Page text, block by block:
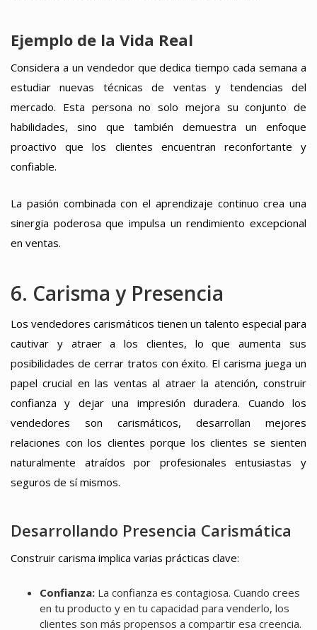
Ejemplo de la Vida Real
Considera a un vendedor que dedica tiempo cada semana a
estudiar nuevas técnicas de ventas y tendencias del
mercado. Esta persona no solo mejora su conjunto de
habilidades, sino que también demuestra un enfoque
proactivo que los clientes encuentran reconfortante y
confiable.
La pasión combinada con el aprendizaje continuo crea una
sinergia poderosa que impulsa un rendimiento excepcional
en ventas.
6. Carisma y Presencia
Los vendedores carismáticos tienen un talento especial para
cautivar y atraer a los clientes, lo que aumenta sus
posibilidades de cerrar tratos con éxito. El carisma juega un
papel crucial en las ventas al atraer la atención, construir
confianza y dejar una impresión duradera. Cuando los
vendedores son carismáticos, desarrollan mejores
relaciones con los clientes porque los clientes se sienten
naturalmente atraídos por profesionales entusiastas y
seguros de sí mismos.
Desarrollando Presencia Carismática
Construir carisma implica varias prácticas clave:
Confianza:La confianza es contagiosa. Cuando crees
en tu producto y en tu capacidad para venderlo, los
clientes son más propensos a compartir esa creencia.